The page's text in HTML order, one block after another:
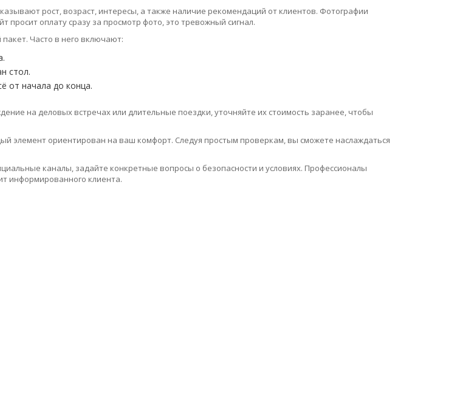
рост, возраст, интересы, а также наличие рекомендаций от клиентов. Фотографии
оплату сразу за просмотр фото, это тревожный сигнал.
Часто в него включают:
стол.
от начала до конца.
на деловых встречах или длительные поездки, уточняйте их стоимость заранее, чтобы
элемент ориентирован на ваш комфорт. Следуя простым проверкам, вы сможете наслаждаться
каналы, задайте конкретные вопросы о безопасности и условиях. Профессионалы
информированного клиента.